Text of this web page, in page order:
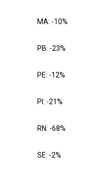
MA: -10%
PB: -23%
PE: -12%
PI: -21%
RN: -68%
SE: -2%